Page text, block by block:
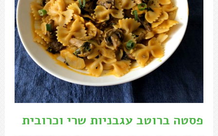
פסטה ברוטב עגבניות שרי וכרובית